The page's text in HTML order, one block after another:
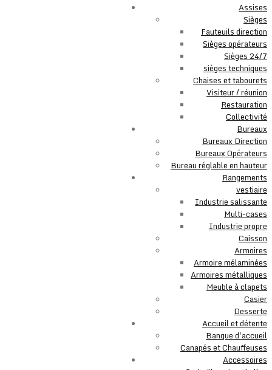
Assises
Sièges
Fauteuils direction
Sièges opérateurs
Sièges 24/7
sièges techniques
Chaises et tabourets
Visiteur / réunion
Restauration
Collectivité
Bureaux
Bureaux Direction
Bureaux Opérateurs
Bureau réglable en hauteur
Rangements
vestiaire
Industrie salissante
Multi-cases
Industrie propre
Caisson
Armoires
Armoire mélaminées
Armoires métalliques
Meuble à clapets
Casier
Desserte
Accueil et détente
Banque d'accueil
Canapés et Chauffeuses
Accessoires